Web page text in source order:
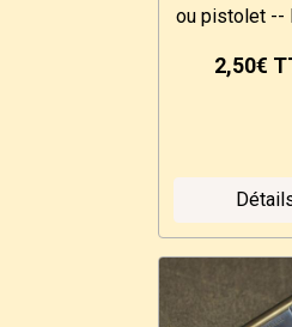
ou pistolet --
2,50€